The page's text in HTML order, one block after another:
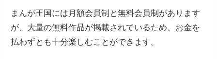
まんが王国には月額会員制と無料会員制があります
が、大量の無料作品が掲載されているため、お金を
払わずとも十分楽しむことができます。